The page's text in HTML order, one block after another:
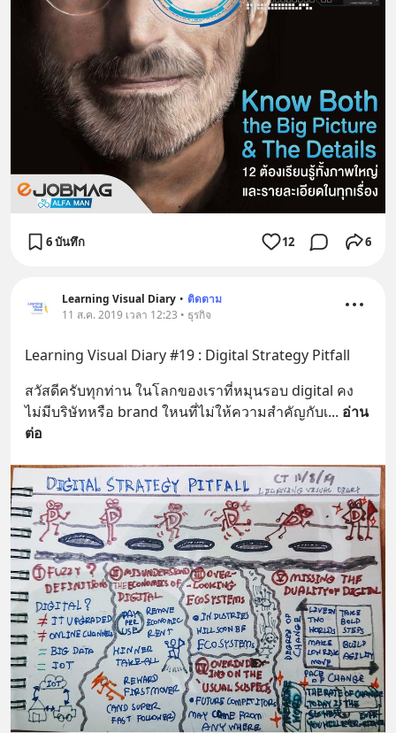
6 บันทึก 12 6
Learning Visual Diary • ติดตาม
11 ส.ค. 2019 เวลา 12:23 • ธุรกิจ
Learning Visual Diary #19 : Digital Strategy Pitfall
สวัสดี​ครับ​ทุกท่าน​ ในโลกของเราที่หมุนรอบ digital คง
ไม่มีบริษัทหรือ brand ใหนที่ไม่ให้ความสำคัญกับเ... อ่าน
ต่อ